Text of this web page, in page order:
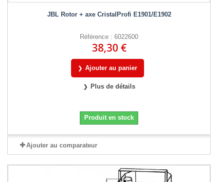
JBL Rotor + axe CristalProfi E1901/E1902
Référence : 6022600
38,30 €
Ajouter au panier
Plus de détails
Produit en stock
Ajouter au comparateur